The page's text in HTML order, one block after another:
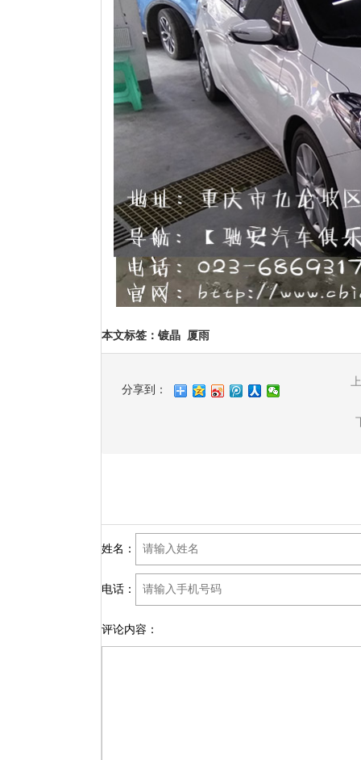
本文标签 ： 镀晶 厦雨
分享到：
姓名：
电话：
评论内容：